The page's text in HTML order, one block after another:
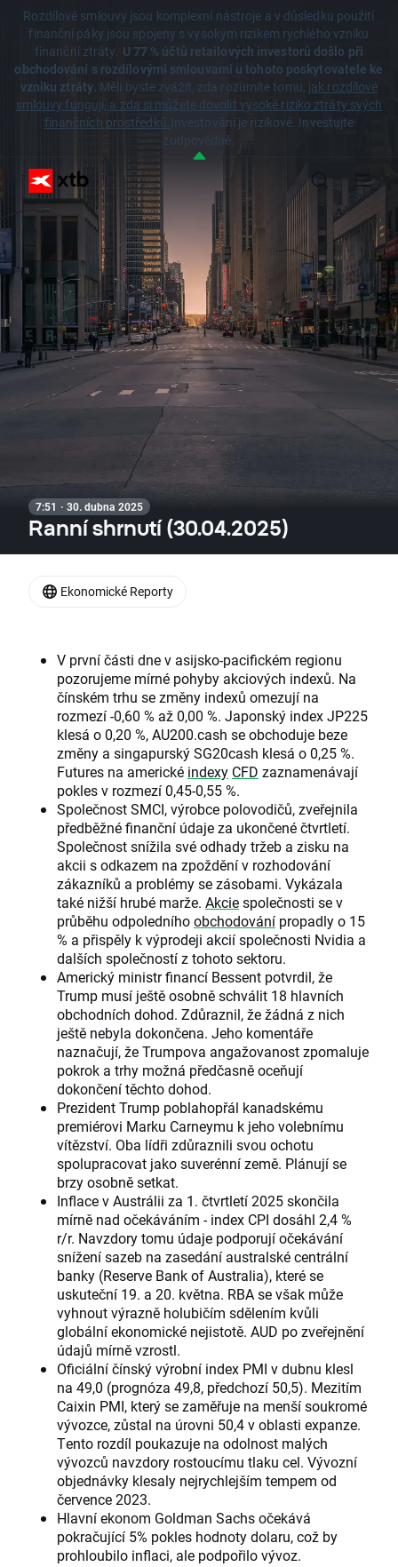
Rozdílové smlouvy jsou komplexní nástroje a v důsledku použití
finanční páky jsou spojeny s vysokým rizikem rychlého vzniku
finanční ztráty. U 77 % účtů retailových investorů došlo při
obchodování s rozdílovými smlouvami u tohoto poskytovatele ke
vzniku ztráty. Měli byste zvážit, zda rozumíte tomu, jak rozdílové
smlouvy fungují, a zda si můžete dovolit vysoké riziko ztráty svých
finančních prostředků.Investování je rizikové. Investujte
zodpovědně.
7:51 · 30. dubna 2025
Ranní shrnutí (30.04.2025)
V první části dne v asijsko-pacifickém regionu
pozorujeme mírné pohyby akciových indexů. Na
čínském trhu se změny indexů omezují na
rozmezí -0,60 % až 0,00 %. Japonský index JP225
klesá o 0,20 %, AU200.cash se obchoduje beze
změny a singapurský SG20cash klesá o 0,25 %.
Futures na americké indexy CFD zaznamenávají
pokles v rozmezí 0,45-0,55 %.
Společnost SMCI, výrobce polovodičů, zveřejnila
předběžné finanční údaje za ukončené čtvrtletí.
Společnost snížila své odhady tržeb a zisku na
akcii s odkazem na zpoždění v rozhodování
zákazníků a problémy se zásobami. Vykázala
také nižší hrubé marže. Akciespolečnosti se v
průběhu odpoledníhoobchodování propadly o 15
% a přispěly k výprodeji akcií společnosti Nvidia a
dalších společností z tohoto sektoru.
Americký ministr financí Bessent potvrdil, že
Trump musí ještě osobně schválit 18 hlavních
obchodních dohod. Zdůraznil, že žádná z nich
ještě nebyla dokončena. Jeho komentáře
naznačují, že Trumpova angažovanost zpomaluje
pokrok a trhy možná předčasně oceňují
dokončení těchto dohod.
Prezident Trump poblahopřál kanadskému
premiérovi Marku Carneymu k jeho volebnímu
vítězství. Oba lídři zdůraznili svou ochotu
spolupracovat jako suverénní země. Plánují se
brzy osobně setkat.
Inflace v Austrálii za 1. čtvrtletí 2025 skončila
mírně nad očekáváním - index CPI dosáhl 2,4 %
r/r. Navzdory tomu údaje podporují očekávání
snížení sazeb na zasedání australské centrální
banky (Reserve Bank of Australia), které se
uskuteční 19. a 20. května. RBA se však může
vyhnout výrazně holubičím sdělením kvůli
globální ekonomické nejistotě. AUD po zveřejnění
údajů mírně vzrostl.
Oficiální čínský výrobní index PMI v dubnu klesl
na 49,0 (prognóza 49,8, předchozí 50,5). Mezitím
Caixin PMI, který se zaměřuje na menší soukromé
vývozce, zůstal na úrovni 50,4 v oblasti expanze.
Tento rozdíl poukazuje na odolnost malých
vývozců navzdory rostoucímu tlaku cel. Vývozní
objednávky klesaly nejrychlejším tempem od
července 2023.
Hlavní ekonom Goldman Sachs očekává
pokračující 5% pokles hodnoty dolaru, což by
prohloubilo inflaci, ale podpořilo vývoz.
Ekonomické Reporty